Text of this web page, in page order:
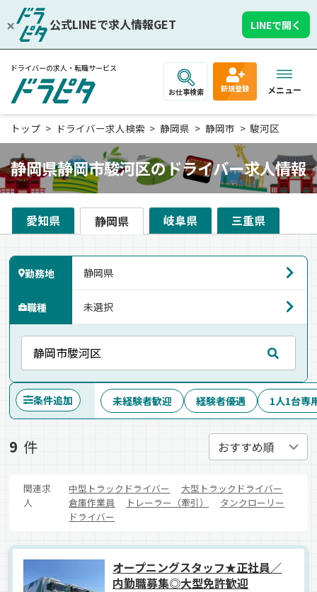
公式LINEで求人情報GET LINEで開く
ドライバーの求人・転職サービス
お仕事検索 新規登録 メニュー
トップ ドライバー求人検索 静岡県 静岡市 駿河区
静岡県静岡市駿河区のドライバー求人情報
愛知県 静岡県 岐阜県 三重県
勤務地
職種
条件追加 未経験者歓迎 経験者優遇 1人1台専
9 件
関連求
人
中型トラックドライバー
大型トラックドライバー
倉庫作業員
トレーラー（牽引）
タンクローリー
ドライバー
オープニングスタッフ★正社員／
内勤職募集◎大型免許歓迎